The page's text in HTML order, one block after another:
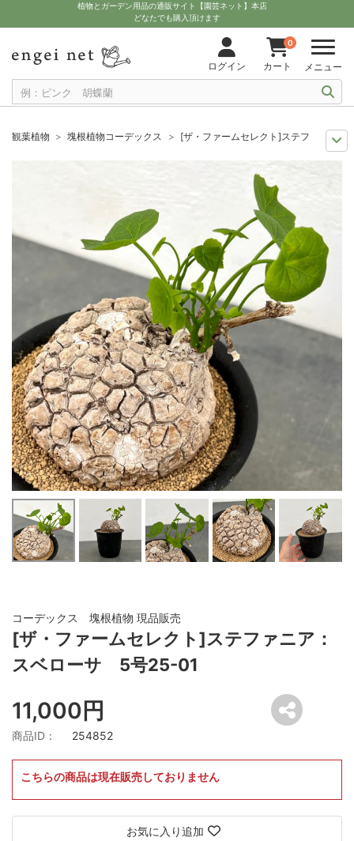
植物とガーデン用品の通販サイト【園芸ネット】本店
どなたでも購入頂けます
ログイン
0
カート メニュー
観葉植物 塊根植物コーデックス
[ザ・ファームセレクト]ステファニア
ザ・ファームユニバーサル オンライン
[ザ・ファームセ
[ザ・ファームセレクト]ステ
コーデックス 塊根植物 現品販売
[ザ・ファームセレクト]ステファニア：
スベローサ 5号25-01
11,000円
商品ID： 254852
こちらの商品は現在販売しておりません
お気に入り追加